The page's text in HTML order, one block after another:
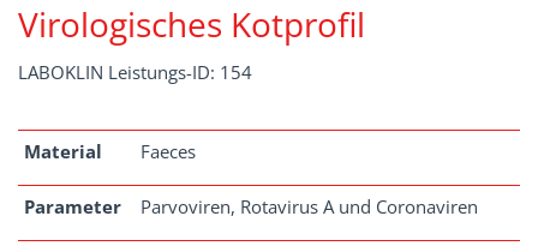
Virologisches Kotprofil
LABOKLIN Leistungs-ID: 154
Material Faeces
Parameter Parvoviren, Rotavirus A und Coronaviren